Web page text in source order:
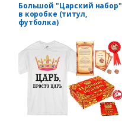
Большой "Царский набор"
в коробке (титул,
футболка)